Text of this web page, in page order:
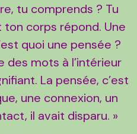
tu comprends ? Tu
corps répond. Une
quoi une pensée ?
des mots à l’intérieur
La pensée, c’est
une connexion, un
il avait disparu. »